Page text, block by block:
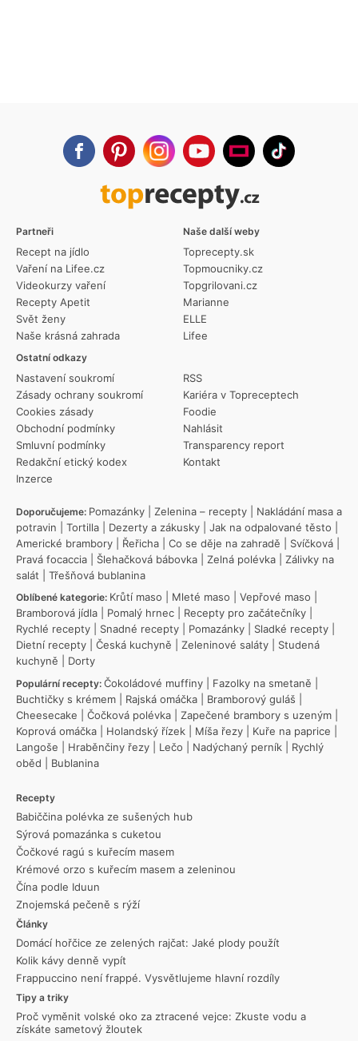
Partneři
Recept na jídlo
Vaření na Lifee.cz
Videokurzy vaření
Recepty Apetit
Svět ženy
Naše krásná zahrada
Ostatní odkazy
Nastavení soukromí
Zásady ochrany soukromí
Cookies zásady
Obchodní podmínky
Smluvní podmínky
Redakční etický kodex
Inzerce
RSS
Kariéra v Topreceptech
Foodie
Nahlásit
Transparency report
Kontakt
Naše další weby
Toprecepty.sk
Topmoucniky.cz
Topgrilovani.cz
Marianne
ELLE
Lifee
Doporučujeme: Pomazánky Zelenina – recepty
Nakládání masa a
potravin
Tortilla Dezerty a zákusky Jak na odpalované těsto
Americké brambory
Řeřicha Co se děje na zahradě Svíčková
Pravá focaccia
Šlehačková bábovka Zelná polévka
Zálivky na
salát
Třešňová bublanina
Oblíbené kategorie: Krůtí maso Mleté maso Vepřové maso
Bramborová jídla
Pomalý hrnec Recepty pro začátečníky
Rychlé recepty
Snadné recepty Pomazánky Sladké recepty
Dietní recepty
Česká kuchyně Zeleninové saláty
Studená
kuchyně
Dorty
Populární recepty: Čokoládové muffiny Fazolky na smetaně
Buchtičky s krémem
Rajská omáčka Bramborový guláš
Cheesecake
Čočková polévka Zapečené brambory s uzeným
Koprová omáčka
Holandský řízek Míša řezy Kuře na paprice
Langoše
Hraběnčiny řezy Lečo Nadýchaný perník
Rychlý
oběd
Bublanina
Recepty
Babiččina polévka ze sušených hub
Sýrová pomazánka s cuketou
Čočkové ragú s kuřecím masem
Krémové orzo s kuřecím masem a zeleninou
Čína podle Iduun
Znojemská pečeně s rýží
Články
Domácí hořčice ze zelených rajčat: Jaké plody použít
Kolik kávy denně vypít
Frappuccino není frappé. Vysvětlujeme hlavní rozdíly
Tipy a triky
Proč vyměnit volské oko za ztracené vejce: Zkuste vodu a
získáte sametový žloutek